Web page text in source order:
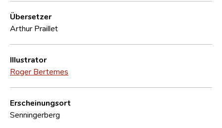
Übersetzer
Arthur Praillet
Illustrator
Roger Bertemes
Erscheinungsort
Senningerberg